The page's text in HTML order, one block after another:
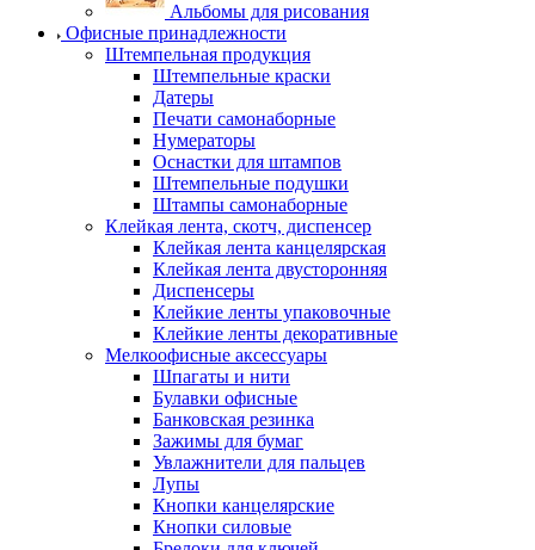
Альбомы для рисования
Офисные принадлежности
Штемпельная продукция
Штемпельные краски
Датеры
Печати самонаборные
Нумераторы
Оснастки для штампов
Штемпельные подушки
Штампы самонаборные
Клейкая лента, скотч, диспенсер
Клейкая лента канцелярская
Клейкая лента двусторонняя
Диспенсеры
Клейкие ленты упаковочные
Клейкие ленты декоративные
Мелкоофисные аксессуары
Шпагаты и нити
Булавки офисные
Банковская резинка
Зажимы для бумаг
Увлажнители для пальцев
Лупы
Кнопки канцелярские
Кнопки силовые